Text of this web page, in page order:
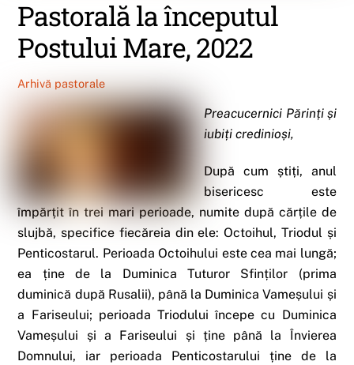
Pastorală la începutul
Postului Mare, 2022
Arhivă pastorale
Preacucernici Părinți și
iubiți credinioși,
După cum știți, anul
bisericesc este
împărțit în trei mari perioade, numite după cărțile de
slujbă, specifice fiecăreia din ele: Octoihul, Triodul și
Penticostarul. Perioada Octoihului este cea mai lungă;
ea ține de la Duminica Tuturor Sfinților (prima
duminică după Rusalii), până la Duminica Vameșului și
a Fariseului; perioada Triodului începe cu Duminica
Vameșului și a Fariseului și ține până la Învierea
Domnului, iar perioada Penticostarului ține de la